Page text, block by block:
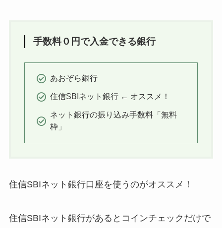
手数料０円で入金できる銀行
あおぞら銀行
住信SBIネット銀行 ← オススメ！
ネット銀行の振り込み手数料「無料
枠」
住信SBIネット銀行口座を使うのがオススメ！
住信SBIネット銀行があるとコインチェックだけで